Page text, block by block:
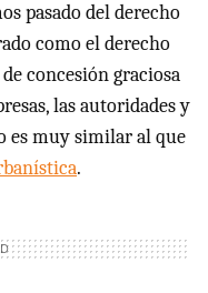
pasado del derecho
como el derecho
concesión graciosa
las autoridades y
es muy similar al que
.